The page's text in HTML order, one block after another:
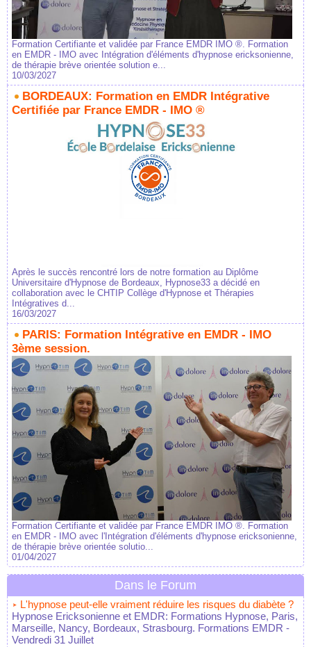
Formation Certifiante et validée par France EMDR IMO ®. Formation
en EMDR - IMO avec Intégration d'éléments d'hypnose ericksonienne,
de thérapie brève orientée solution e...
10/03/2027
BORDEAUX: Formation en EMDR Intégrative
Certifiée par France EMDR - IMO ®
Après le succès rencontré lors de notre formation au Diplôme
Universitaire d'Hypnose de Bordeaux, Hypnose33 a décidé en
collaboration avec le CHTIP Collège d'Hypnose et Thérapies
Intégratives d...
16/03/2027
PARIS: Formation Intégrative en EMDR - IMO
3ème session.
Formation Certifiante et validée par France EMDR IMO ®. Formation
en EMDR - IMO avec l'Intégration d'éléments d'hypnose ericksonienne,
de thérapie brève orientée solutio...
01/04/2027
Dans le Forum
L'hypnose peut-elle vraiment réduire les risques du diabète ?
Hypnose Ericksonienne et EMDR: Formations Hypnose, Paris,
Marseille, Nancy, Bordeaux, Strasbourg. Formations EMDR -
Vendredi 31 Juillet